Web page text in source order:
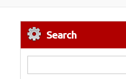
Search